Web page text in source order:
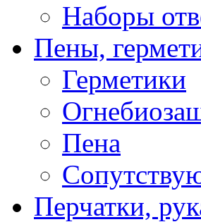
Наборы
Пены,
Герметики
Пена
Перчатки,